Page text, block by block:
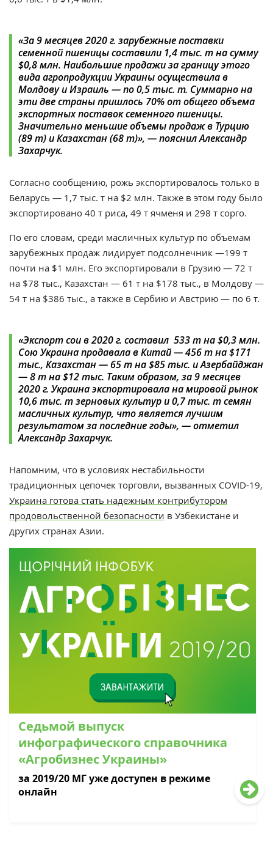
«За 9 месяцев 2020 г. зарубежные поставки
семенной пшеницы составили 1,4 тыс. т на сумму
$0,8 млн. Наибольшие продажи за границу этого
вида агропродукции Украины осуществила в
Молдову и Израиль — по 0,5 тыс. т. Суммарно на
эти две страны пришлось 70% от общего объема
экспортных поставок семенного пшеницы.
Значительно меньшие объемы продаж в Турцию
(89 т) и Казахстан (68 т)», — пояснил Александр
Захарчук.
Согласно сообщению, рожь экспортировалось только в
Беларусь — 1,7 тыс. т на $2 млн. Также в этом году было
экспортировано 40 т риса, 49 т ячменя и 298 т сорго.
По его словам, среди масличных культур по объемам
зарубежных продаж лидирует подсолнечник —199 т
почти на $1 млн. Его экспортировали в Грузию — 72 т
на $78 тыс., Казахстан — 61 т на $178 тыс., в Молдову —
54 т на $386 тыс., а также в Сербию и Австрию — по 6 т.
«Экспорт сои в 2020 г. составил 533 т на $0,3 млн.
Сою Украина продавала в Китай — 456 т на $171
тыс., Казахстан — 65 т на $85 тыс. и Азербайджан
— 8 т на $12 тыс. Таким образом, за 9 месяцев
2020 г. Украина экспортировала на мировой рынок
10,6 тыс. т зерновых культур и 0,7 тыс. т семян
масличных культур, что является лучшим
результатом за последние годы», — отметил
Александр Захарчук.
Напомним, что в условиях нестабильности
традиционных цепочек торговли, вызванных COVID-19,
Украина готова стать надежным контрибутором
продовольственной безопасности в Узбекистане и
других странах Азии.
Седьмой выпуск
инфографического справочника
«Агробизнес Украины»
за 2019/20 МГ уже доступен в режиме
онлайн